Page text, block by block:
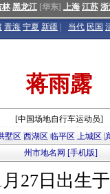
林 黑龙江 [华东] 上海 江苏
青海 宁夏 新疆 当代 民国
蒋雨露
[中国场地自行车运动员]
墅区 西湖区 临平区 上城区
州市地名网 [手机版]
27日出生于